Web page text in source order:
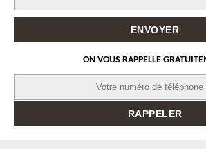
ON VOUS RAPPELLE